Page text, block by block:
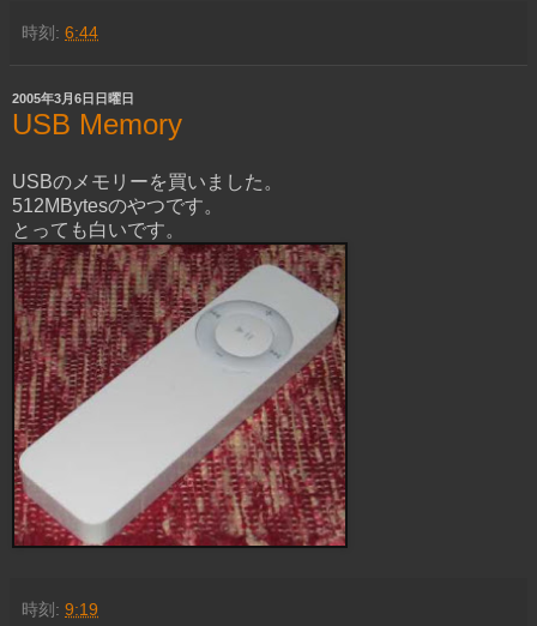
時刻: 6:44
2005年3月6日日曜日
USB Memory
USBのメモリーを買いました。
512MBytesのやつです。
とっても白いです。
時刻: 9:19